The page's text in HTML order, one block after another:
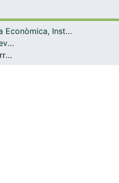
Navega per tot el DD
Història Econòmica, Institucions, Política i Economia Mundial
Articles publicats en revistes (Història Econòmica, Institucions, Política i Economia Mundial)
Industrialización, desarrollo financiero y oferta monetaria en Barcelona a mediados del siglo XIX